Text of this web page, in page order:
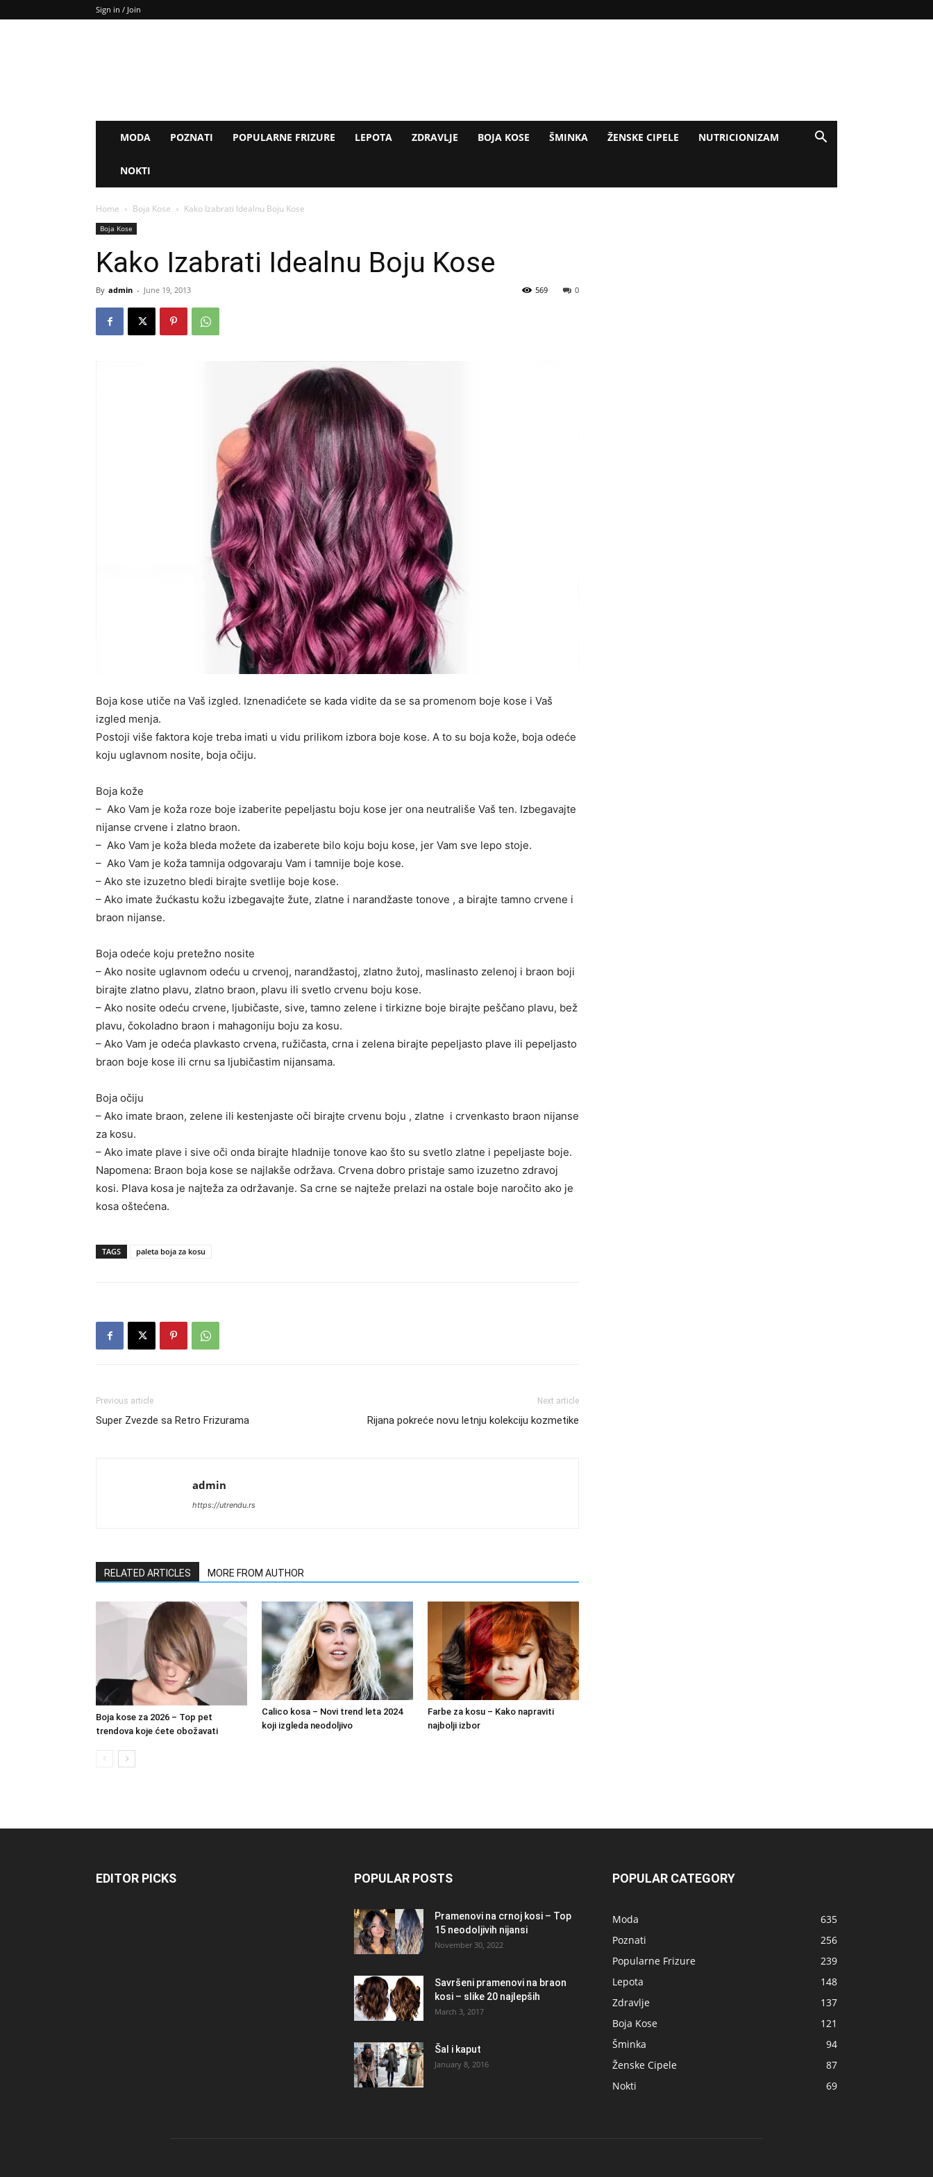
Sign in / Join
MODA POZNATI POPULARNE FRIZURE LEPOTA ZDRAVLJE BOJA KOSE ŠMINKA ŽENSKE CIPELE NUTRICIONIZAM
NOKTI
Home Boja Kose Kako Izabrati Idealnu Boju Kose
Boja Kose
Kako Izabrati Idealnu Boju Kose
By admin - June 19, 2013 0
569
Boja kose utiče na Vaš izgled. Iznenadićete se kada vidite da se sa promenom boje kose i Vaš
izgled menja.
Postoji više faktora koje treba imati u vidu prilikom izbora boje kose. A to su boja kože, boja odeće
koju uglavnom nosite, boja očiju.
Boja kože
– Ako Vam je koža roze boje izaberite pepeljastu boju kose jer ona neutrališe Vaš ten. Izbegavajte
nijanse crvene i zlatno braon.
– Ako Vam je koža bleda možete da izaberete bilo koju boju kose, jer Vam sve lepo stoje.
– Ako Vam je koža tamnija odgovaraju Vam i tamnije boje kose.
– Ako ste izuzetno bledi birajte svetlije boje kose.
– Ako imate žućkastu kožu izbegavajte žute, zlatne i narandžaste tonove , a birajte tamno crvene i
braon nijanse.
Boja odeće koju pretežno nosite
– Ako nosite uglavnom odeću u crvenoj, narandžastoj, zlatno žutoj, maslinasto zelenoj i braon boji
birajte zlatno plavu, zlatno braon, plavu ili svetlo crvenu boju kose.
– Ako nosite odeću crvene, ljubičaste, sive, tamno zelene i tirkizne boje birajte peščano plavu, bež
plavu, čokoladno braon i mahagoniju boju za kosu.
– Ako Vam je odeća plavkasto crvena, ružičasta, crna i zelena birajte pepeljasto plave ili pepeljasto
braon boje kose ili crnu sa ljubičastim nijansama.
Boja očiju
– Ako imate braon, zelene ili kestenjaste oči birajte crvenu boju , zlatne i crvenkasto braon nijanse
za kosu.
– Ako imate plave i sive oči onda birajte hladnije tonove kao što su svetlo zlatne i pepeljaste boje.
Napomena: Braon boja kose se najlakše održava. Crvena dobro pristaje samo izuzetno zdravoj
kosi. Plava kosa je najteža za održavanje. Sa crne se najteže prelazi na ostale boje naročito ako je
kosa oštećena.
TAGS paleta boja za kosu
Previous article
Super Zvezde sa Retro Frizurama
Next article
Rijana pokreće novu letnju kolekciju kozmetike
admin
https://utrendu.rs
RELATED ARTICLES MORE FROM AUTHOR
Boja kose za 2026 – Top pet
trendova koje ćete obožavati
Calico kosa – Novi trend leta 2024
koji izgleda neodoljivo
Farbe za kosu – Kako napraviti
najbolji izbor
EDITOR PICKS POPULAR POSTS
Pramenovi na crnoj kosi – Top
15 neodoljivih nijansi
November 30, 2022
Savršeni pramenovi na braon
kosi – slike 20 najlepših
March 3, 2017
Šal i kaput
January 8, 2016
POPULAR CATEGORY
Moda
635
Poznati
256
Popularne Frizure
239
Lepota
148
Zdravlje
137
Boja Kose
121
Šminka
94
Ženske Cipele
87
Nokti
69